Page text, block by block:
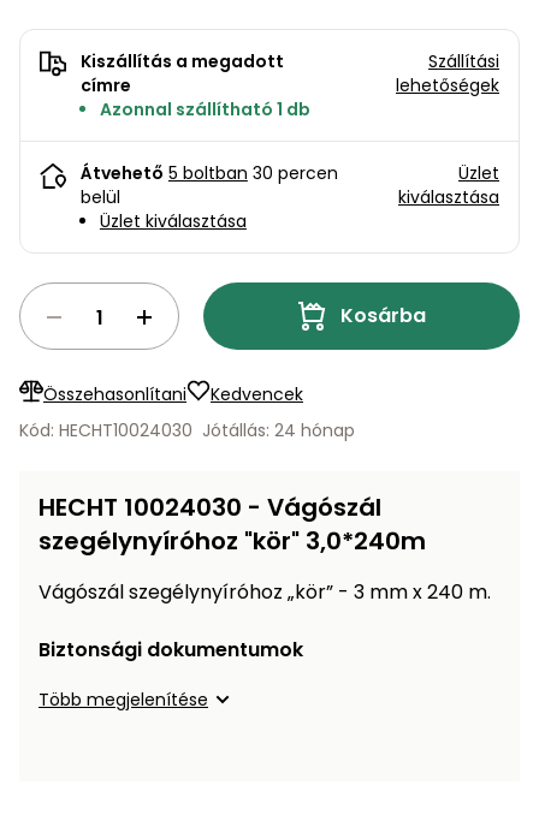
Rönkaprító,
rönkhasító
Ágaprító
Grillek
Lombfúvó-
szívó
Szállítókocsi
és
tartozékok
Öntözéstechnika
Magasnyomású
mosó
Lapvibrátorok,
szállítóeszközök
Mérőeszközök
Mérőműszerek
Munkaasztalok
Porszívók
Ventillátorok,
légkondícionálók
Kiegészítők
Infraszaunák
Kiszállítás a megadott
címre
Azonnal szállítható 1 db
Szállítási
lehetőségek
Átvehető 5 boltban 30 percen
belül
Üzlet kiválasztása
Üzlet
kiválasztása
Kosárba
Összehasonlítani
Kedvencek
Kód: HECHT10024030 Jótállás: 24 hónap
HECHT 10024030 - Vágószál
szegélynyíróhoz "kör" 3,0*240m
Vágószál szegélynyíróhoz „kör” - 3 mm x 240 m.
Biztonsági dokumentumok
Több megjelenítése